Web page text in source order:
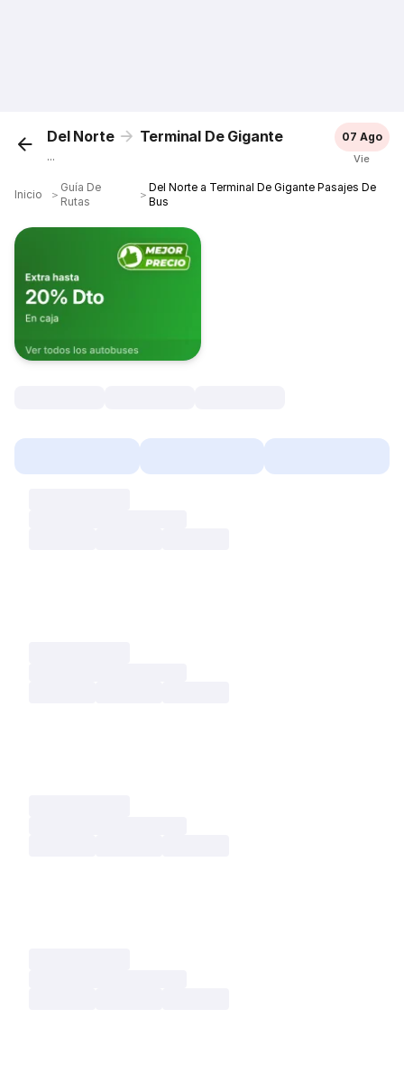
Del Norte Terminal De Gigante
...
07 Ago
Vie
Inicio ＞
Guía De
Rutas
＞
Del Norte a Terminal De Gigante Pasajes De
Bus